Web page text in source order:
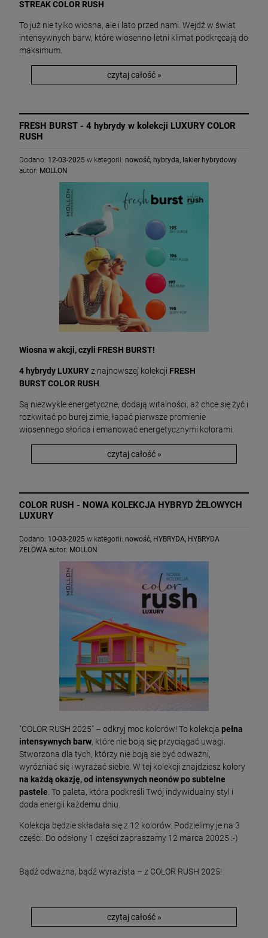
STREAK COLOR RUSH
To już nie tylko wiosna, ale i lato przed nami. Wejdź w świat
intensywnych barw, które wiosenno-letni klimat podkręcają do
maksimum.
czytaj całość »
FRESH BURST - 4 hybrydy w kolekcji LUXURY COLOR
RUSH
Dodano: 12-03-2025 w kategorii: nowość, hybryda, lakier hybrydowy
autor: MOLLON
Wiosna w akcji, czyli FRESH BURST!
4 hybrydy LUXURYz najnowszej kolekcji FRESH
BURST COLOR RUSH
Są niezwykle energetyczne, dodają witalności, aż chce się żyć i
rozkwitać po burej zimie, łapać pierwsze promienie
wiosennego słońca i emanować energetycznymi kolorami.
czytaj całość »
COLOR RUSH - NOWA KOLEKCJA HYBRYD ŻELOWYCH
LUXURY
Dodano: 10-03-2025 w kategorii: nowość, HYBRYDA, HYBRYDA
ŻELOWA autor: MOLLON
"COLOR RUSH 2025" – odkryj moc kolorów! To kolekcja pełna
intensywnych barw, które nie boją się przyciągać uwagi.
Stworzona dla tych, którzy nie boją się być odważni,
wyróżniać się i wyrażać siebie. W tej kolekcji znajdziesz kolory
na każdą okazję, od intensywnych neonów po subtelne
pastele . To paleta, która podkreśli Twój indywidualny styl i
doda energii każdemu dniu.
Kolekcja będzie składała się z 12 kolorów. Podzielimy je na 3
części. Do odsłony 1 części zapraszamy 12 marca 20025 :-)
Bądź odważna, bądź wyrazista – z COLOR RUSH 2025!
czytaj całość »